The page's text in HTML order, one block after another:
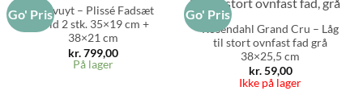
Go' PrisPillivuyt – Plissé Fadsæt
hvid 2 stk. 35×19 cm +
38×21 cm
kr.799,00
På lager
Go' Pris
Rosendahl Grand Cru – Låg
til stort ovnfast fad grå
38×25,5 cm
kr.59,00
Ikke på lager